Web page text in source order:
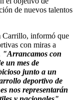
de nuevos talentos
Carrillo, informó que
con miras a
"Arrancamos con
un mes de
junto a un
deportivo de
nos representarán